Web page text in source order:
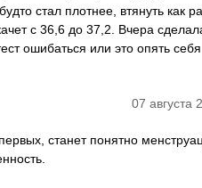
стал плотнее, втянуть как
с 36,6 до 37,2. Вчера
ошибаться или это опять себя
07 августа
станет понятно